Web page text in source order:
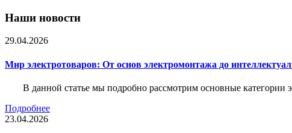
Наши новости
29.04.2026
Мир электротоваров: От основ электромонтажа до
В данной статье мы подробно рассмотрим основные категории
Подробнее
23.04.2026